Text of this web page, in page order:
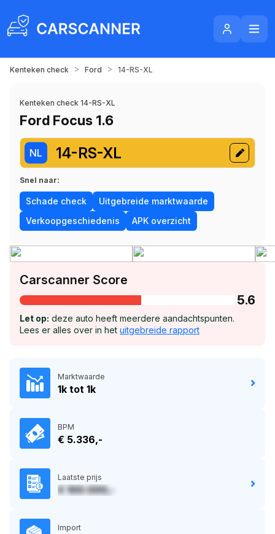
Kenteken check > Ford > 14-RS-XL
Kenteken check 14-RS-XL
Ford Focus 1.6
NL 14-RS-XL
Snel naar:
Schade check
Uitgebreide marktwaarde
Verkoopgeschiedenis
APK overzicht
Carscanner Score
5.6
Let op: deze auto heeft meerdere aandachtspunten.
Lees er alles over in het uitgebreide rapport
Marktwaarde
1k tot 1k
BPM
€ 5.336,-
Laatste prijs
€ 100.000,-
Import